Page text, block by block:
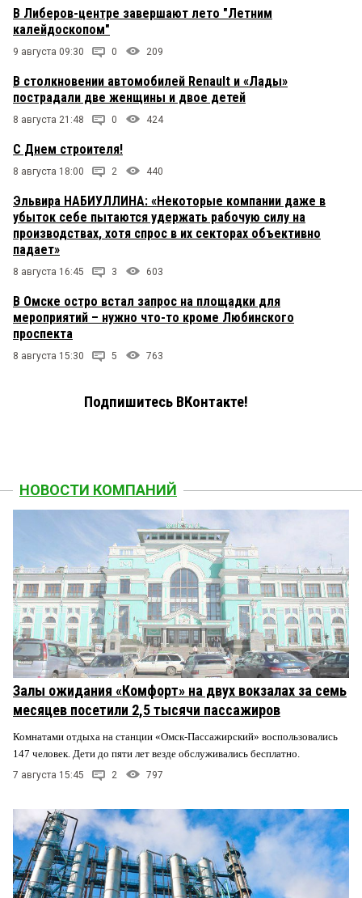
В Либеров-центре завершают лето "Летним
калейдоскопом"
9 августа 09:30 0 209
В столкновении автомобилей Renault и «Лады»
пострадали две женщины и двое детей
8 августа 21:48 0 424
С Днем строителя!
8 августа 18:00 2 440
Эльвира НАБИУЛЛИНА: «Некоторые компании даже в
убыток себе пытаются удержать рабочую силу на
производствах, хотя спрос в их секторах объективно
падает»
8 августа 16:45 3 603
В Омске остро встал запрос на площадки для
мероприятий – нужно что-то кроме Любинского
проспекта
8 августа 15:30 5 763
Подпишитесь ВКонтакте!
НОВОСТИ КОМПАНИЙ
Залы ожидания «Комфорт» на двух вокзалах за семь
месяцев посетили 2,5 тысячи пассажиров
Комнатами отдыха на станции «Омск-Пассажирский» воспользовались
147 человек. Дети до пяти лет везде обслуживались бесплатно.
7 августа 15:45 2 797